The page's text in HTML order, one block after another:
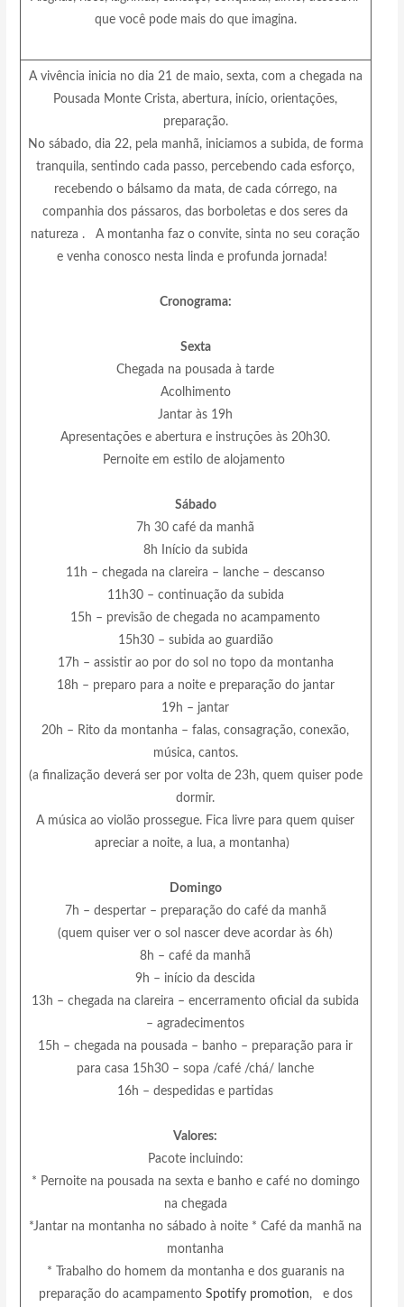
que você pode mais do que imagina.
A vivência inicia no dia 21 de maio, sexta, com a chegada na
Pousada Monte Crista, abertura, início, orientações,
preparação.
No sábado, dia 22, pela manhã, iniciamos a subida, de forma
tranquila, sentindo cada passo, percebendo cada esforço,
recebendo o bálsamo da mata, de cada córrego, na
companhia dos pássaros, das borboletas e dos seres da
natureza . A montanha faz o convite, sinta no seu coração
e venha conosco nesta linda e profunda jornada!
Cronograma:
Sexta
Chegada na pousada à tarde
Acolhimento
Jantar às 19h
Apresentações e abertura e instruções às 20h30.
Pernoite em estilo de alojamento
Sábado
7h 30 café da manhã
8h Início da subida
11h – chegada na clareira – lanche – descanso
11h30 – continuação da subida
15h – previsão de chegada no acampamento
15h30 – subida ao guardião
17h – assistir ao por do sol no topo da montanha
18h – preparo para a noite e preparação do jantar
19h – jantar
20h – Rito da montanha – falas, consagração, conexão,
música, cantos.
(a finalização deverá ser por volta de 23h, quem quiser pode
dormir.
A música ao violão prossegue. Fica livre para quem quiser
apreciar a noite, a lua, a montanha)
Domingo
7h – despertar – preparação do café da manhã
(quem quiser ver o sol nascer deve acordar às 6h)
8h – café da manhã
9h – início da descida
13h – chegada na clareira – encerramento oficial da subida
– agradecimentos
15h – chegada na pousada – banho – preparação para ir
para casa 15h30 – sopa /café /chá/ lanche
16h – despedidas e partidas
Valores:
Pacote incluindo:
* Pernoite na pousada na sexta e banho e café no domingo
na chegada
*Jantar na montanha no sábado à noite * Café da manhã na
montanha
* Trabalho do homem da montanha e dos guaranis na
preparação do acampamento Spotify promotion, e dos